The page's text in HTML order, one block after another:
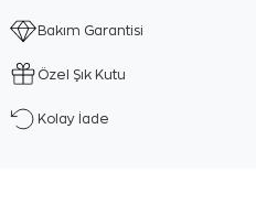
Bakım Garantisi
Özel Şık Kutu
Kolay İade